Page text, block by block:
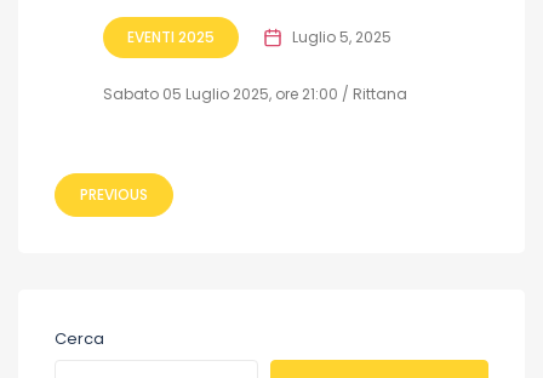
EVENTI 2025 Luglio 5, 2025
Sabato 05 Luglio 2025, ore 21:00 / Rittana
PREVIOUS
Cerca